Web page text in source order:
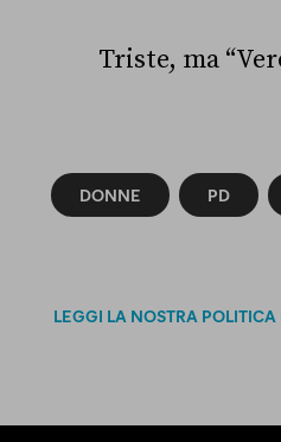
Triste, ma
DONNE PD
LEGGI LA NOSTRA